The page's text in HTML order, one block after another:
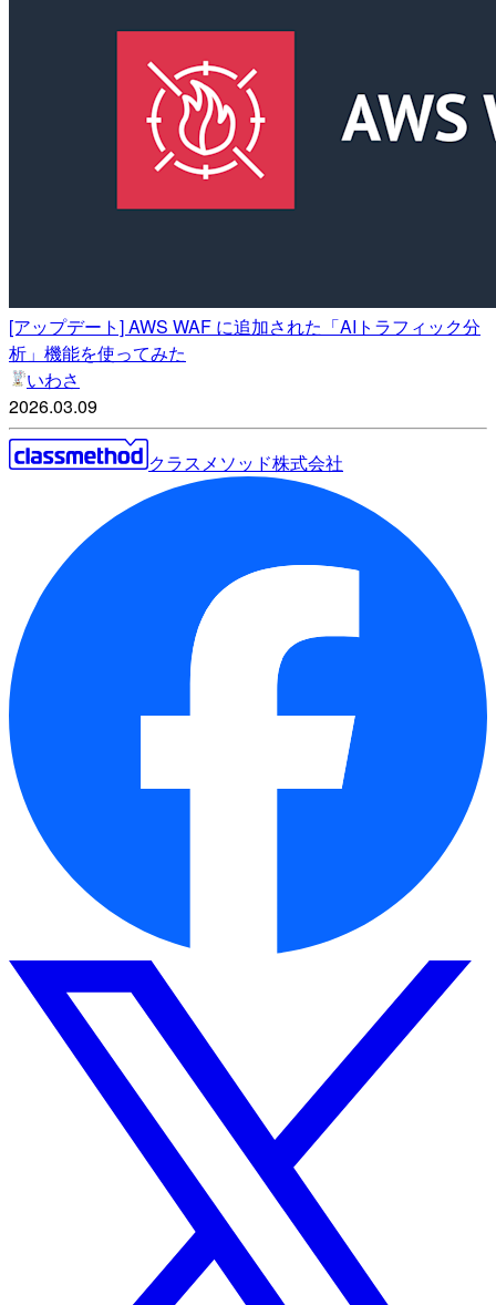
[アップデート] AWS WAF に追加された「AIトラフィック分
析」機能を使ってみた
いわさ
2026.03.09
クラスメソッド株式会社